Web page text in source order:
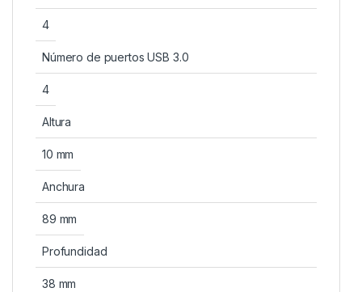
4
Número de puertos USB 3.0
4
Altura
10 mm
Anchura
89 mm
Profundidad
38 mm